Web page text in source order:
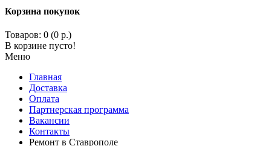
Корзина покупок
Товаров: 0 (0 р.)
В корзине пусто!
Меню
Главная
Доставка
Оплата
Партнерская программа
Вакансии
Контакты
Ремонт в Ставрополе